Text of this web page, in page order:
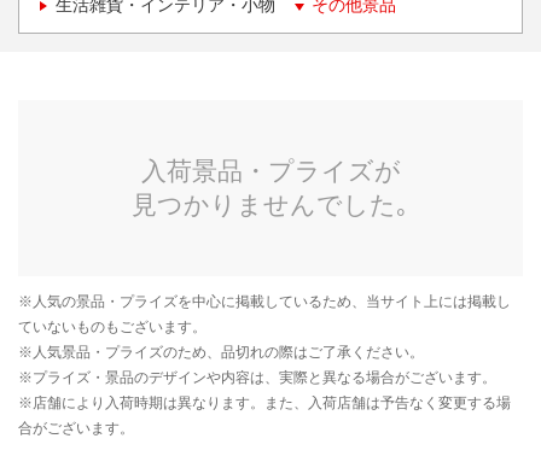
生活雑貨・インテリア・小物 その他景品